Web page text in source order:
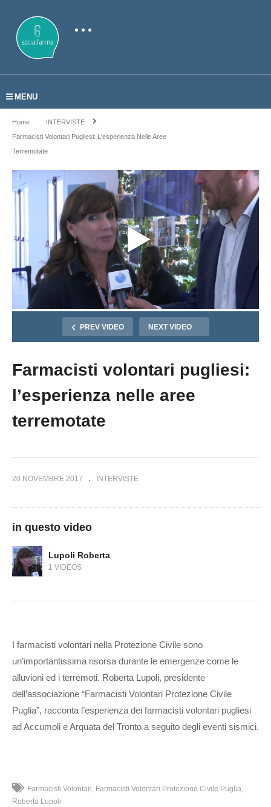
MENU
Home
INTERVISTE
Farmacisti Volontari Pugliesi: L'esperienza Nelle Aree
Terremotate
PREV VIDEO NEXT VIDEO
Farmacisti volontari pugliesi:
l’esperienza nelle aree
terremotate
20 NOVEMBRE 2017 INTERVISTE
in questo video
Lupoli Roberta
1 VIDEOS
I farmacisti volontari nella Protezione Civile sono
un’importantissima risorsa durante le emergenze come le
alluvioni ed i terremoti. Roberta Lupoli, presidente
dell’associazione “Farmacisti Volontari Protezione Civile
Puglia”, racconta l’esperienza dei farmacisti volontari pugliesi
ad Accumoli e Arquata del Tronto a seguito degli eventi sismici.
Farmacisti Volontari
Farmacisti Volontari Protezione Civile Puglia
Roberta Lupoli